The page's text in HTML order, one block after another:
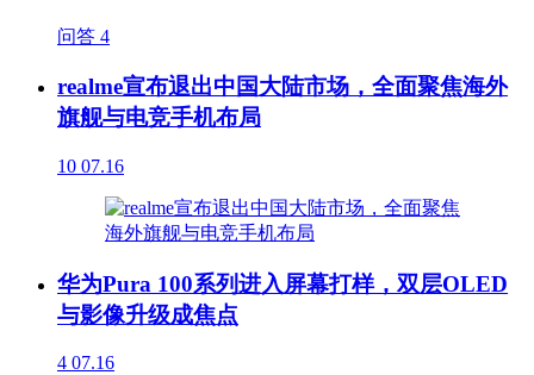
问答 4
realme宣布退出中国大陆市场，全面聚焦海外
旗舰与电竞手机布局
10 07.16
华为Pura 100系列进入屏幕打样，双层OLED
与影像升级成焦点
4 07.16